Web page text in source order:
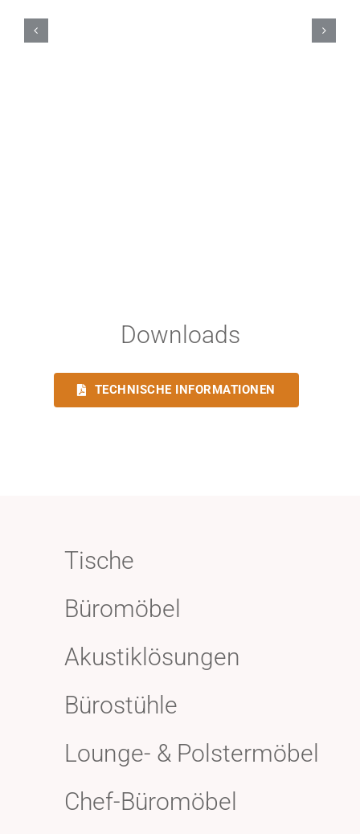
Downloads
TECHNISCHE INFORMATIONEN
Tische
Büromöbel
Akustiklösungen
Bürostühle
Lounge- & Polstermöbel
Chef-Büromöbel